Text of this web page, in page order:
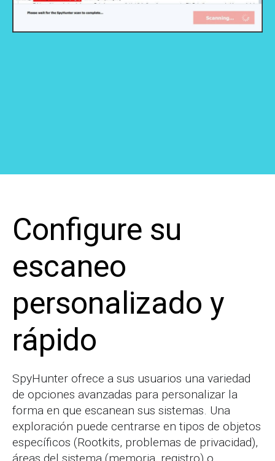
Configure su
escaneo
personalizado y
rápido
SpyHunter ofrece a sus usuarios una variedad
de opciones avanzadas para personalizar la
forma en que escanean sus sistemas. Una
exploración puede centrarse en tipos de objetos
específicos (Rootkits, problemas de privacidad),